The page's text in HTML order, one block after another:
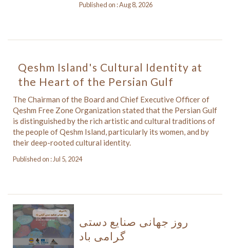
Published on : Aug 8, 2026
Qeshm Island's Cultural Identity at
the Heart of the Persian Gulf
The Chairman of the Board and Chief Executive Officer of
Qeshm Free Zone Organization stated that the Persian Gulf
is distinguished by the rich artistic and cultural traditions of
the people of Qeshm Island, particularly its women, and by
their deep-rooted cultural identity.
Published on : Jul 5, 2024
روز جهانی صنایع دستی
گرامی باد